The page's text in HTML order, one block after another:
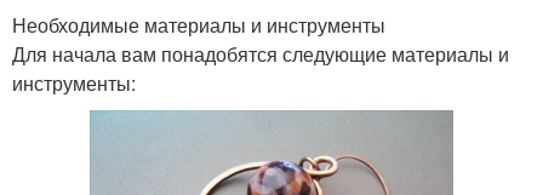
Необходимые материалы и инструменты
Для начала вам понадобятся следующие материалы и
инструменты: